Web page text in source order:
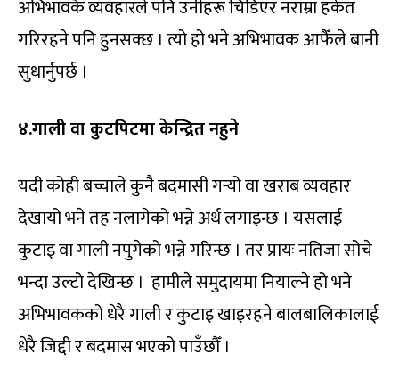
अभिभावकै व्यवहारले पनि उनीहरू चिडिएर नराम्रा हर्कत
गरिरहने पनि हुनसक्छ । त्यो हो भने अभिभावक आफैँले बानी
सुधार्नुपर्छ ।
४.गाली वा कुटपिटमा केन्द्रित नहुने
यदी कोही बच्चाले कुनै बदमासी गर्‍यो वा खराब व्यवहार
देखायो भने तह नलागेको भन्ने अर्थ लगाइन्छ । यसलाई
कुटाइ वा गाली नपुगेको भन्ने गरिन्छ । तर प्रायः नतिजा सोचे
भन्दा उल्टो देखिन्छ । हामीले समुदायमा नियाल्ने हो भने
अभिभावकको धेरै गाली र कुटाइ खाइरहने बालबालिकालाई
धेरै जिद्दी र बदमास भएको पाउँछौँ ।